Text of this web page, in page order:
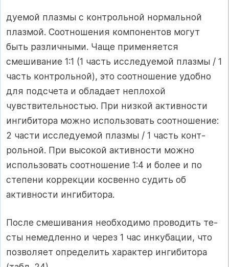
дуемой плазмы с контрольной нормальной
плаз­мой. Соотношения компонентов могут
быть различными. Чаще применяется
смешивание 1:1 (1 часть исследуемой плазмы / 1
часть контроль­ной), это соотношение удобно
для подсчета и обла­дает неплохой
чувствительностью. При низкой ак­тивности
ингибитора можно использовать соотно­шение:
2 части исследуемой плазмы / 1 часть конт­
рольной. При высокой активности можно
исполь­зовать соотношение 1:4 и более и по
степени коррек­ции косвенно судить об
активности ингибитора.
После смешивания необходимо проводить те­
сты немедленно и через 1 час инкубации, что
по­зволяет определить характер ингибитора